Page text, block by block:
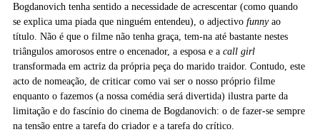
Bogdanovich tenha sentido a necessidade de acrescentar (como quando
se explica uma piada que ninguém entendeu), o adjectivo funnyao
título. Não é que o filme não tenha graça, tem-na até bastante nestes
triângulos amorosos entre o encenador, a esposa e a call girl
transformada em actriz da própria peça do marido traidor. Contudo, este
acto de nomeação, de criticar como vai ser o nosso próprio filme
enquanto o fazemos (a nossa comédia será divertida) ilustra parte da
limitação e do fascínio do cinema de Bogdanovich: o de fazer-se sempre
na tensão entre a tarefa do criador e a tarefa do crítico.